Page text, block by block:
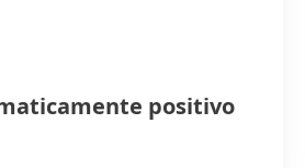
positivo